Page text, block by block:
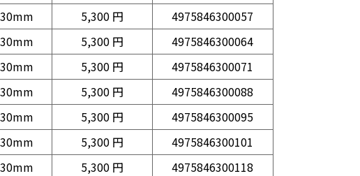
30mm 5,300 円
4975846300057
30mm 5,300 円
4975846300064
30mm 5,300 円
4975846300071
30mm 5,300 円
4975846300088
30mm 5,300 円
4975846300095
30mm 5,300 円
4975846300101
30mm 5,300 円
4975846300118